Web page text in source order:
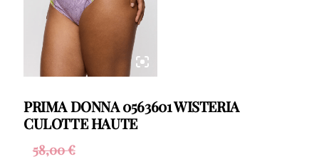
PRIMA DONNA 0563601 WISTERIA
CULOTTE HAUTE
58,00€